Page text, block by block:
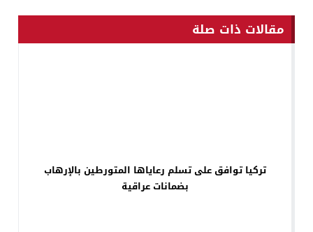
مقالات ذات صلة
تركيا توافق على تسلم رعاياها المتورطين بالإرهاب
بضمانات عراقية